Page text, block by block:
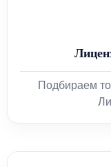
Подбираем